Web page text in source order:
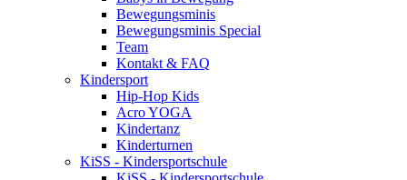
Bewegungsminis
Bewegungsminis Special
Team
Kontakt & FAQ
Kindersport
Hip-Hop Kids
Acro YOGA
Kindertanz
Kinderturnen
KiSS - Kindersportschule